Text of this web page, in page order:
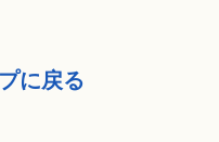
に戻る